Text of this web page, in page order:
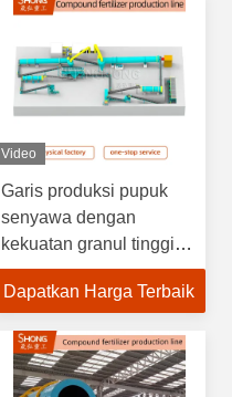
Video
Garis produksi pupuk
senyawa dengan
kekuatan granul tinggi
bentuk oval dengan
kandungan nutrisi ≥ 90%
Dapatkan Harga Terbaik